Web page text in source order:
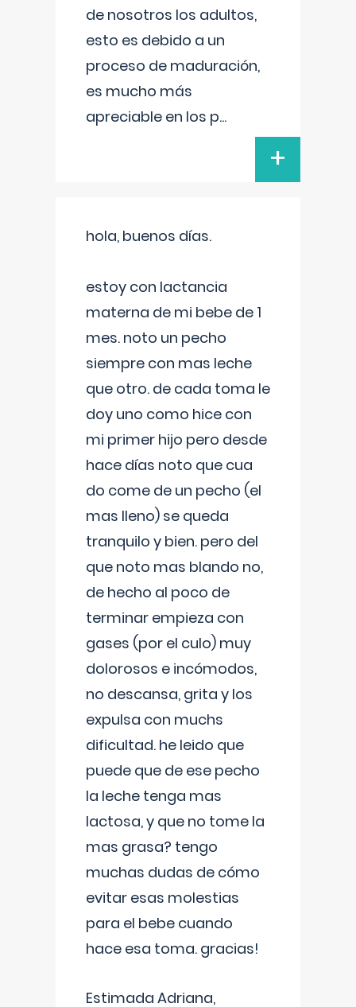
de nosotros los adultos,
esto es debido a un
proceso de maduración,
es mucho más
apreciable en los p...
+
hola, buenos días.
estoy con lactancia
materna de mi bebe de 1
mes. noto un pecho
siempre con mas leche
que otro. de cada toma le
doy uno como hice con
mi primer hijo pero desde
hace días noto que cua
do come de un pecho (el
mas lleno) se queda
tranquilo y bien. pero del
que noto mas blando no,
de hecho al poco de
terminar empieza con
gases (por el culo) muy
dolorosos e incómodos,
no descansa, grita y los
expulsa con muchs
dificultad. he leido que
puede que de ese pecho
la leche tenga mas
lactosa, y que no tome la
mas grasa? tengo
muchas dudas de cómo
evitar esas molestias
para el bebe cuando
hace esa toma. gracias!
Estimada Adriana,